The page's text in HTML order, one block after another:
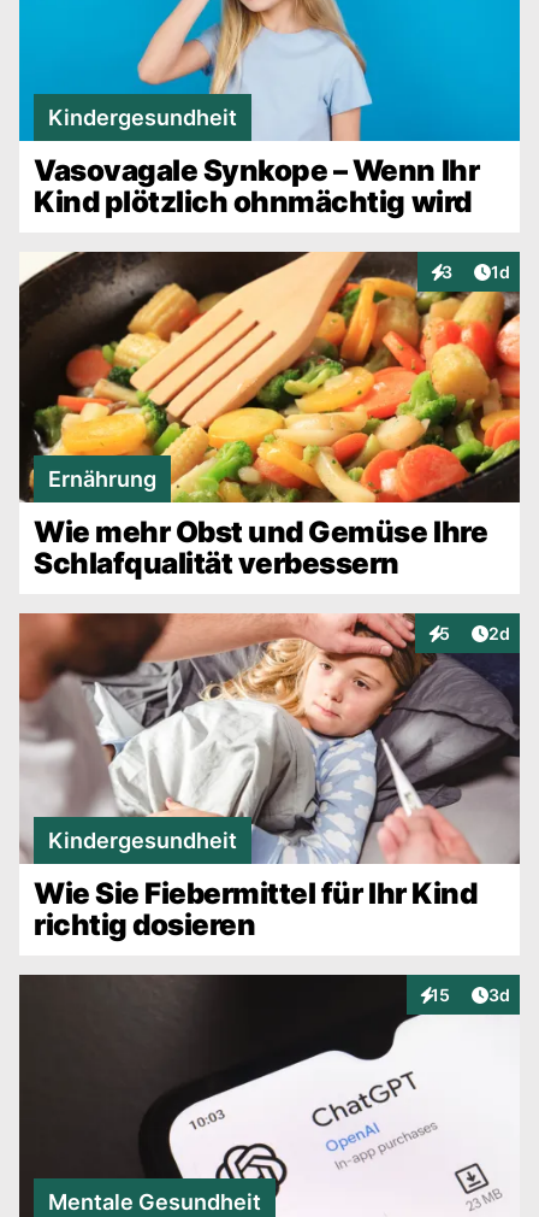
Kindergesundheit
Vasovagale Synkope – Wenn Ihr
Kind plötzlich ohnmächtig wird
3
Interaktionen
1d
Ernährung
Wie mehr Obst und Gemüse Ihre
Schlafqualität verbessern
5
Interaktionen
2d
Kindergesundheit
Wie Sie Fiebermittel für Ihr Kind
richtig dosieren
15
Interaktionen
3d
Mentale Gesundheit